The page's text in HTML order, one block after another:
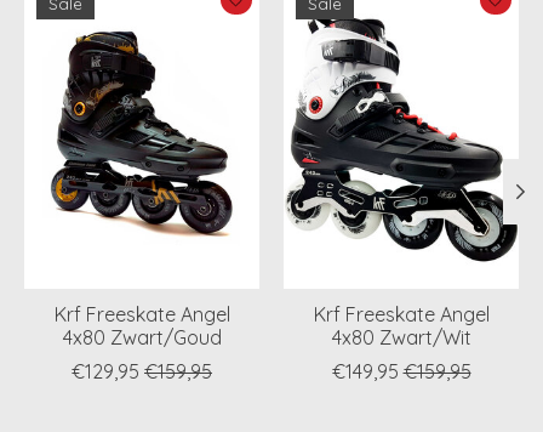
Sale
Krf Freeskate Angel
4x80 Zwart/Goud
€129,95 €159,95
Sale
Krf Freeskate Angel
4x80 Zwart/Wit
€149,95 €159,95